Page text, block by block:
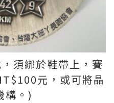
須綁於鞋帶上，賽
元，或可將晶
構。)